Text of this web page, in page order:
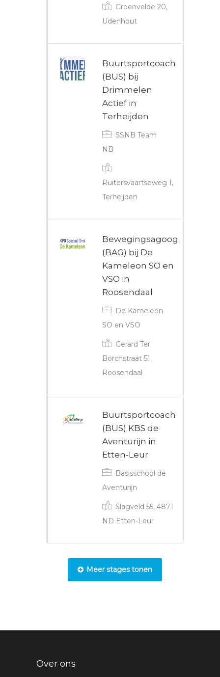
Groenvelde 20,
Udenhout
Buurtsportcoach
(BUS) bij
Drimmelen
Actief in
Terheijden
SSNB Team
NB
Ruitersvaartseweg 1,
Terheijden
Bewegingsagoog
(BAG) bij De
Kameleon SO en
VSO in
Roosendaal
De Kameleon
SO en VSO
Gerard Ter
Borchstraat 51,
Roosendaal
Buurtsportcoach
(BUS) KBS de
Aventurijn in
Etten-Leur
Basisschool de
Aventurijn
Slagveld 55, 4871
ND Etten-Leur
Meer stages tonen
Over ons